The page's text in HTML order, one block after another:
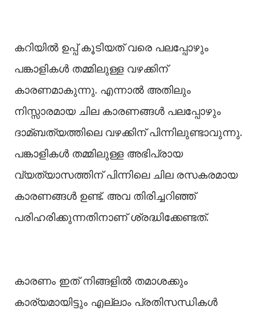
കറിയില്‍ ഉപ്പ് കൂടിയത് വരെ പലപ്പോഴും
പങ്കാളികള്‍ തമ്മിലുള്ള വഴക്കിന്
കാരണമാകുന്നു. എന്നാല്‍ അതിലും
നിസ്സാരമായ ചില കാരണങ്ങള്‍ പലപ്പോഴും
ദാമ്ബത്യത്തിലെ വഴക്കിന് പിന്നിലുണ്ടാവുന്നു.
പങ്കാളികള്‍ തമ്മിലുള്ള അഭിപ്രായ
വ്യത്യാസത്തിന് പിന്നിലെ ചില രസകരമായ
കാരണങ്ങള്‍ ഉണ്ട്. അവ തിരിച്ചറിഞ്ഞ്
പരിഹരിക്കുന്നതിനാണ് ശ്രദ്ധിക്കേണ്ടത്.
കാരണം ഇത് നിങ്ങളില്‍ തമാശക്കും
കാര്യമായിട്ടും എല്ലാം പ്രതിസന്ധികള്‍